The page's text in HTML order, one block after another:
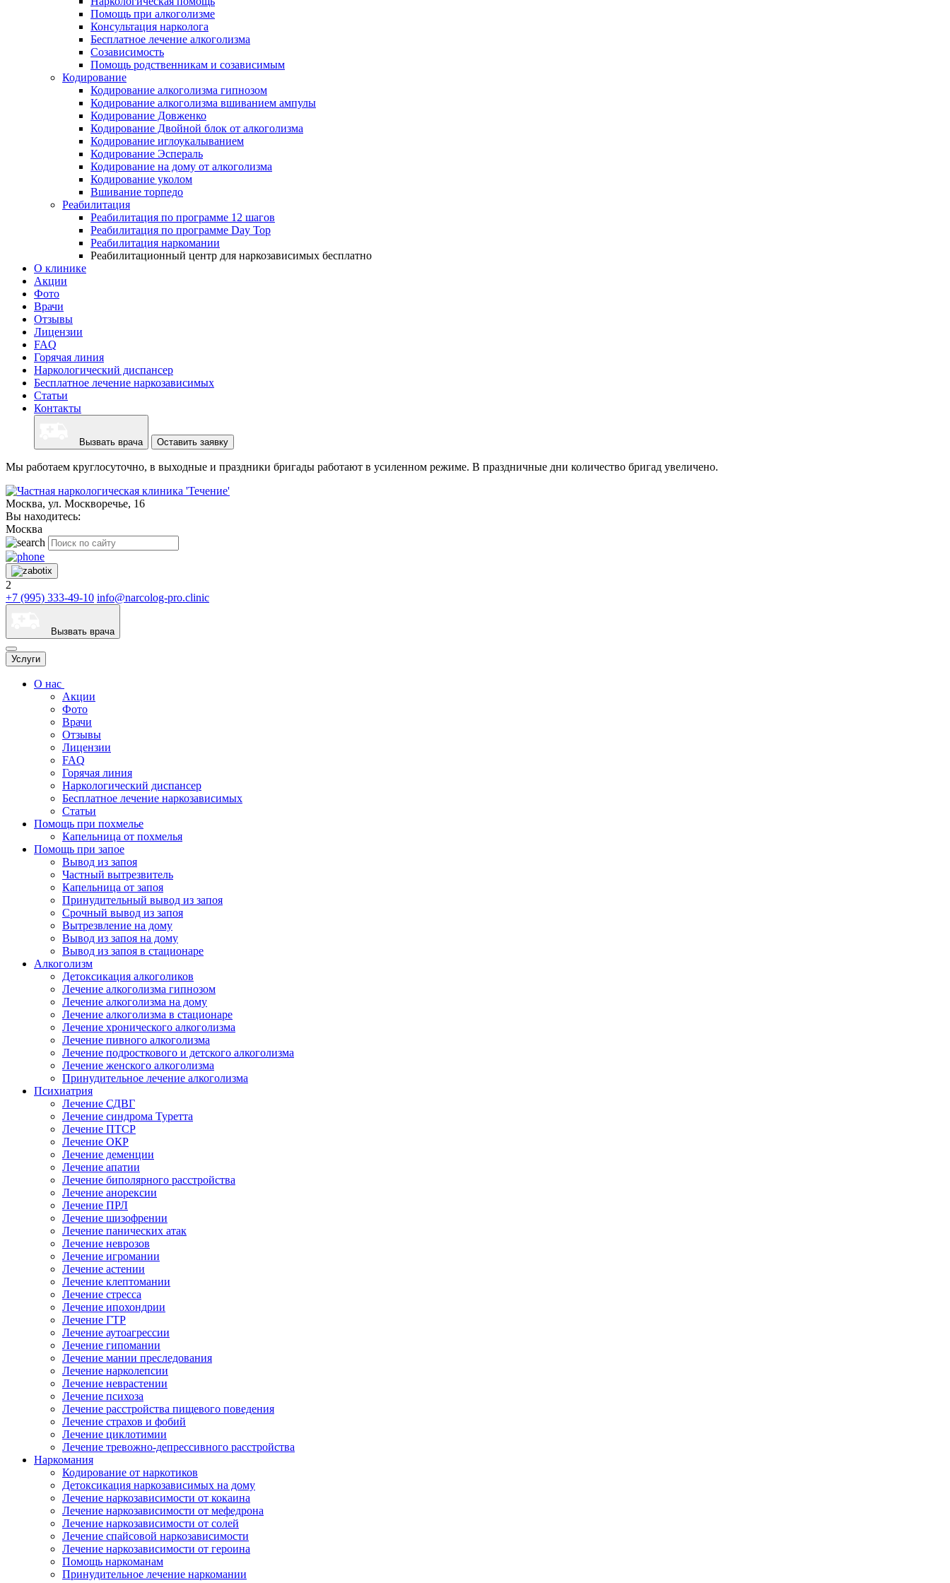
Помощь при алкоголизме
Консультация нарколога
Бесплатное лечение алкоголизма
Созависимость
Помощь родственникам и созависимым
Кодирование
Кодирование алкоголизма гипнозом
Кодирование алкоголизма вшиванием ампулы
Кодирование Довженко
Кодирование Двойной блок от алкоголизма
Кодирование иглоукалыванием
Кодирование Эспераль
Кодирование на дому от алкоголизма
Кодирование уколом
Вшивание торпедо
Реабилитация
Реабилитация по программе 12 шагов
Реабилитация по программе Day Top
Реабилитация наркомании
Реабилитационный центр для наркозависимых бесплатно
О клинике
Акции
Фото
Врачи
Отзывы
Лицензии
FAQ
Горячая линия
Наркологический диспансер
Бесплатное лечение наркозависимых
Статьи
Контакты
Вызвать врача Оставить заявку
Мы работаем круглосуточно, в выходные и праздники бригады работают в усиленном режиме. В праздничные дни количество бригад увеличено.
Москва, ул. Москворечье, 16
Вы находитесь:
Москва
2
+7 (995) 333-49-10 info@narcolog-pro.clinic
Вызвать врача
Услуги
О нас
Акции
Фото
Врачи
Отзывы
Лицензии
FAQ
Горячая линия
Наркологический диспансер
Бесплатное лечение наркозависимых
Статьи
Помощь при похмелье
Капельница от похмелья
Помощь при запое
Вывод из запоя
Частный вытрезвитель
Капельница от запоя
Принудительный вывод из запоя
Срочный вывод из запоя
Вытрезвление на дому
Вывод из запоя на дому
Вывод из запоя в стационаре
Алкоголизм
Детоксикация алкоголиков
Лечение алкоголизма гипнозом
Лечение алкоголизма на дому
Лечение алкоголизма в стационаре
Лечение хронического алкоголизма
Лечение пивного алкоголизма
Лечение подросткового и детского алкоголизма
Лечение женского алкоголизма
Принудительное лечение алкоголизма
Психиатрия
Лечение СДВГ
Лечение синдрома Туретта
Лечение ПТСР
Лечение ОКР
Лечение деменции
Лечение апатии
Лечение биполярного расстройства
Лечение анорексии
Лечение ПРЛ
Лечение шизофрении
Лечение панических атак
Лечение неврозов
Лечение игромании
Лечение астении
Лечение клептомании
Лечение стресса
Лечение ипохондрии
Лечение ГТР
Лечение аутоагрессии
Лечение гипомании
Лечение мании преследования
Лечение нарколепсии
Лечение неврастении
Лечение психоза
Лечение расстройства пищевого поведения
Лечение страхов и фобий
Лечение циклотимии
Лечение тревожно-депрессивного расстройства
Наркомания
Кодирование от наркотиков
Детоксикация наркозависимых на дому
Лечение наркозависимости от кокаина
Лечение наркозависимости от мефедрона
Лечение наркозависимости от солей
Лечение спайсовой наркозависимости
Лечение наркозависимости от героина
Помощь наркоманам
Принудительное лечение наркомании